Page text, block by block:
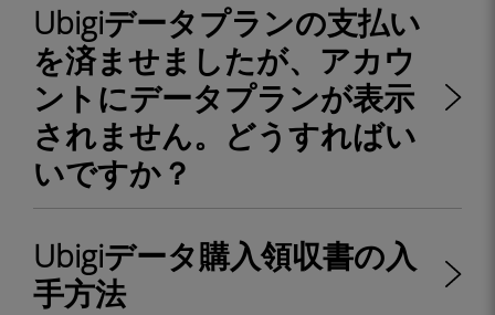
Ubigiデータプランの支払い
を済ませましたが、アカウ
ントにデータプランが表示
されません。どうすればい
いですか？
Ubigiデータ購入領収書の入
手方法